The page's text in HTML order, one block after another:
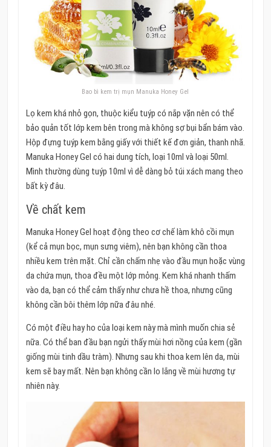
Bao bì kem trị mụn Manuka Honey Gel
Lọ kem khá nhỏ gọn, thuộc kiểu tuýp có nắp vặn nên có thể
bảo quản tốt lớp kem bên trong mà không sợ bụi bẩn bám vào.
Hộp đựng tuýp kem bằng giấy với thiết kế đơn giản, thanh nhã.
Manuka Honey Gel có hai dung tích, loại 10ml và loại 50ml.
Mình thường dùng tuýp 10ml vì dễ dàng bỏ túi xách mang theo
bất kỳ đâu.
Về chất kem
Manuka Honey Gel hoạt động theo cơ chế làm khô cồi mụn
(kể cả mụn bọc, mụn sưng viêm), nên bạn không cần thoa
nhiều kem trên mặt. Chỉ cần chấm nhẹ vào đầu mụn hoặc vùng
da chứa mụn, thoa đều một lớp mỏng. Kem khá nhanh thấm
vào da, bạn có thể cảm thấy như chưa hề thoa, nhưng cũng
không cần bôi thêm lớp nữa đâu nhé.
Có một điều hay ho của loại kem này mà mình muốn chia sẻ
nữa. Có thể ban đầu bạn ngửi thấy mùi hơi nồng của kem (gần
giống mùi tinh dầu tràm). Nhưng sau khi thoa kem lên da, mùi
kem sẽ bay mất. Nên bạn không cần lo lắng về mùi hương tự
nhiên này.